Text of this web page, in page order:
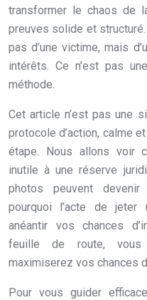
transformer le chaos de
preuves solide et structuré.
pas d’une victime, mais
intérêts. Ce n’est pas
méthode.
Cet article n’est pas une
protocole d’action, calme
étape. Nous allons voir
inutile à une réserve
photos peuvent
pourquoi l’acte de jeter
anéantir vos chances
feuille de route,
maximiserez vos chances
Pour vous guider